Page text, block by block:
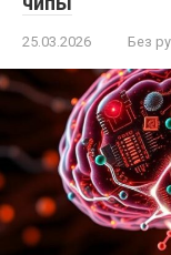
25.03.2026 Без